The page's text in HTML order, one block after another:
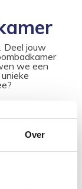
Over
Deel jouw
we een